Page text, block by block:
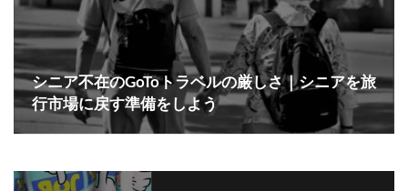
シニア不在のGoToトラベルの厳しさ｜シニアを旅
行市場に戻す準備をしよう